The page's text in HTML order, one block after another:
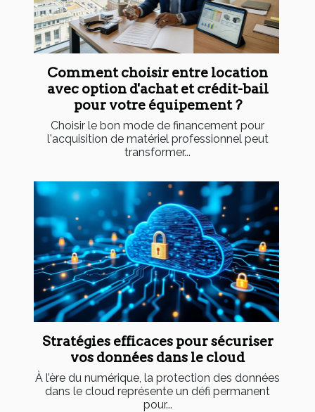
Comment choisir entre location
avec option d'achat et crédit-bail
pour votre équipement ?
Choisir le bon mode de financement pour
l'acquisition de matériel professionnel peut
transformer...
Stratégies efficaces pour sécuriser
vos données dans le cloud
À l’ère du numérique, la protection des données
dans le cloud représente un défi permanent
pour...